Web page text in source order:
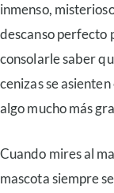
inmenso,
descanso perfecto
consolarle saber
cenizas se
algo mucho más
Cuando mires al
mascota siempre